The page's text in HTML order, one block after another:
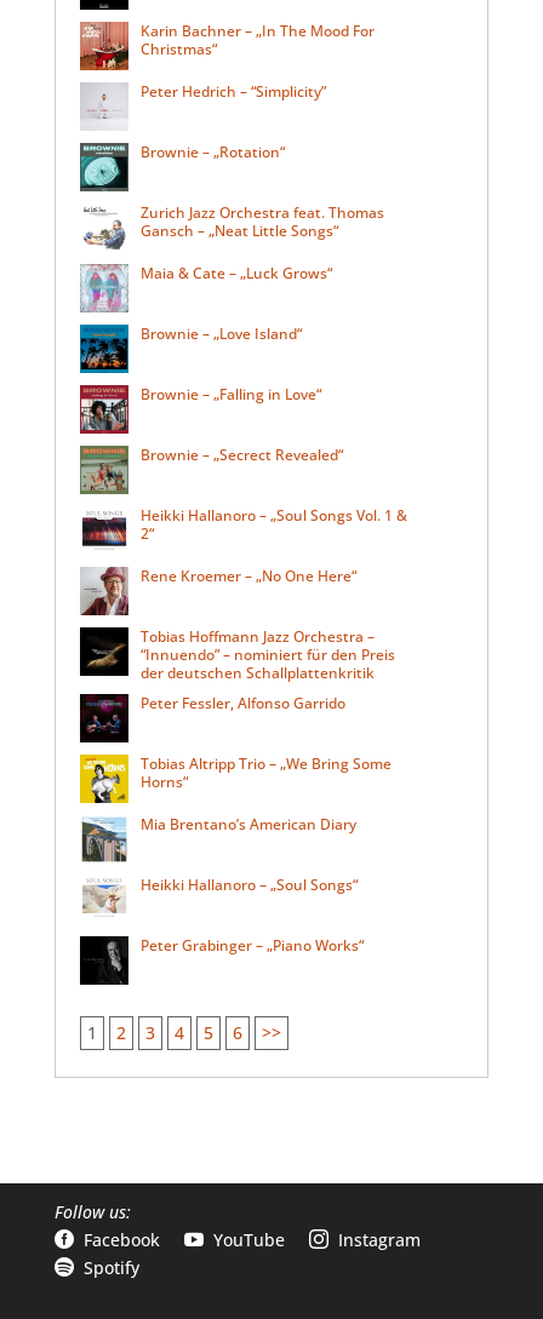
Karin Bachner – „In The Mood For
Christmas“
Peter Hedrich – “Simplicity”
Brownie – „Rotation“
Zurich Jazz Orchestra feat. Thomas
Gansch – „Neat Little Songs“
Maia & Cate – „Luck Grows“
Brownie – „Love Island“
Brownie – „Falling in Love“
Brownie – „Secrect Revealed“
Heikki Hallanoro – „Soul Songs Vol. 1 &
2“
Rene Kroemer – „No One Here“
Tobias Hoffmann Jazz Orchestra –
“Innuendo” – nominiert für den Preis
der deutschen Schallplattenkritik
Peter Fessler, Alfonso Garrido
Tobias Altripp Trio – „We Bring Some
Horns“
Mia Brentano’s American Diary
Heikki Hallanoro – „Soul Songs“
Peter Grabinger – „Piano Works“
1 2 3 4 5 6 >>
Follow us:
 Facebook  YouTube  Instagram
 Spotify